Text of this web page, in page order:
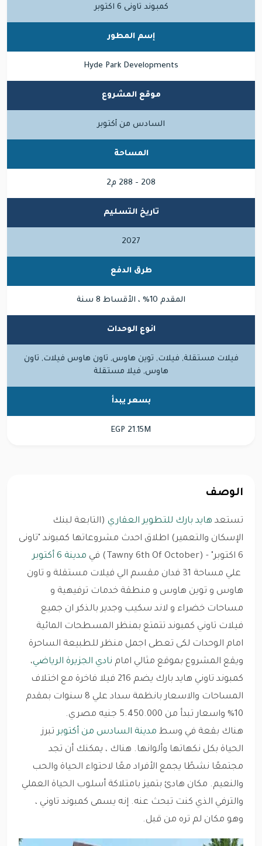
كمبوند تاونى 6 اكتوبر
إسم المطور
Hyde Park Developments
موقع المشروع
السادس من أكتوبر
المساحة
208 - 288 م2
تاريخ التسليم
2027
طرق الدفع
المقدم 10% ، الأقساط 8 سنة
انوع الوحدات
فيلات مستقلة, فيلات, توين هاوس, تاون هاوس فيلات, تاون
هاوس, فيلا مستقلة
بسعر يبدأ
EGP 21.15M
الوصف
تستعد هايد بارك للتطوير العقاري (التابعة لبنك
الإسكان والتعمير) اطلاق احدث مشروعاتها كمبوند "تاونى
6 اكتوبر" -
(Tawny 6th Of October) في
مدينة 6 أكتوبر
علي مساحة 31 فدان مقسم الي فيلات مستقلة و تاون
هاوس و توين هاوس و منطقة خدمات ترفيهية و
مساحات خضراء و لاند سكيب وجدير بالذكر ان جميع
فيلات تاوني كمبوند تتمتع بمنظر المسطحات المائية
امام الوحدات لكى تعطى اجمل منظر للطبيعة الساحرة
ويقع المشروع بموقع مثالي امام نادي الجزيرة الرياضي،
كمبوند تاوني هايد بارك يضم 216 فيلا فاخرة مع اختلاف
المساحات والاسعار بانظمة سداد علي 8 سنوات بمقدم
10% واسعار تبدأ من 5.450.000 جنيه مصري.
هناك بقعة في وسط مدينة السادس من أكتوبرتبرز
الحياة بكل نكهاتها وألوانها. هناك ، يمكنك أن تجد
مجتمعًا نشطًا يجمع الأفراد معًا لاحتواء الحياة والحب
والنعيم. مكان هادئ بتميز بامتلاكة أسلوب الحياة العملي
والترفي الذي كنت تبحث عنه. إنه يسمى كمبوند تاوني ،
وهو مكان لم تره من قبل.